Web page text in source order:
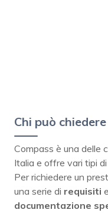
Chi può
Compass è una delle
Italia e offre vari tipi
Per richiedere un
una serie di requisiti
documentazione